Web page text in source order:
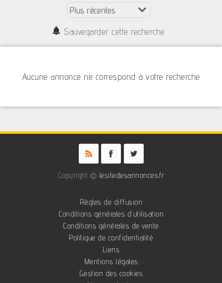
Sauvegarder cette recherche
Aucune annonce ne correspond à votre recherche
Copyright © lesitedesannonces.fr
Règles de diffusion
Conditions générales d'utilisation
Conditions générales de vente
Politique de confidentialité
Liens
Mentions légales
Gestion des cookies